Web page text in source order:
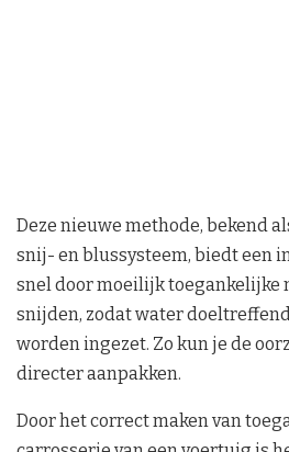
Deze nieuwe methode, bekend
snij- en blussysteem, biedt een
snel door moeilijk toegankelijke
snijden, zodat water
worden ingezet. Zo kun je de
directer aanpakken.
Door het correct maken van